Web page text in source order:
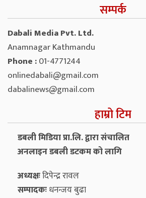
सम्पर्क
Dabali Media Pvt. Ltd.
Anamnagar Kathmandu
Phone :01-4771244
onlinedabali@gmail.com
dabalinews@gmail.com
हाम्रो टिम
डबली मिडिया प्रा.लि. द्वारा संचालित
अनलाइन डबली डटकम को लागि
अध्यक्षःदिपेन्द्र रावल
सम्पादकःधनन्‍जय बुढा